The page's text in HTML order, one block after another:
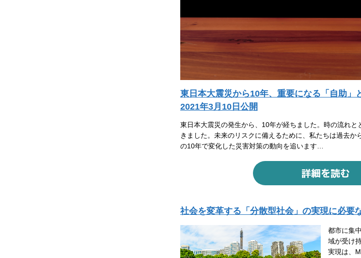
東日本大震災から10年、重要になる「自助」
2021年3月10日公開
東日本大震災の発生から、10年が経ちました。時の流れ
きました。未来のリスクに備えるために、私たちは過去か
の10年で変化した災害対策の動向を追います…
社会を変革する「分散型社会」の実現に必要
都市に集
域が受け
実現は、